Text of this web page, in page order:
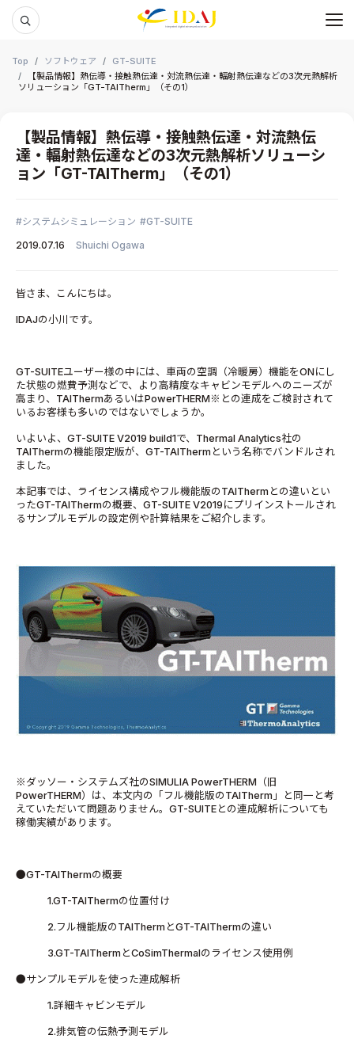
メ
Top ソフトウェア
GT-SUITE
【製品情報】熱伝導・接触熱伝達・対流熱伝達・輻射熱伝達などの3次元熱解析
ソリューション「GT-TAITherm」（その1）
【製品情報】熱伝導・接触熱伝達・対流熱伝
達・輻射熱伝達などの3次元熱解析ソリューシ
ョン「GT-TAITherm」（その1）
システムシミュレーション
GT-SUITE
2019.07.16
Shuichi Ogawa
皆さま、こんにちは。
IDAJの小川です。
GT-SUITEユーザー様の中には、車両の空調（冷暖房）機能をONにし
た状態の燃費予測などで、より高精度なキャビンモデルへのニーズが
高まり、TAIThermあるいはPowerTHERM※との連成をご検討されて
いるお客様も多いのではないでしょうか。
いよいよ、GT-SUITE V2019 build1で、Thermal Analytics社の
TAIThermの機能限定版が、GT-TAIThermという名称でバンドルされ
ました。
本記事では、ライセンス構成やフル機能版のTAIThermとの違いとい
ったGT-TAIThermの概要、GT-SUITE V2019にプリインストールされ
るサンプルモデルの設定例や計算結果をご紹介します。
※ダッソー・システムズ社のSIMULIA PowerTHERM（旧
PowerTHERM）は、本文内の「フル機能版のTAITherm」と同一と考
えていただいて問題ありません。GT-SUITEとの連成解析についても
稼働実績があります。
●GT-TAIThermの概要
1.GT-TAIThermの位置付け
2.フル機能版のTAIThermとGT-TAIThermの違い
3.GT-TAIThermとCoSimThermalのライセンス使用例
●サンプルモデルを使った連成解析
1.詳細キャビンモデル
2.排気管の伝熱予測モデル